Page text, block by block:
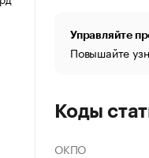
Управляйте
Повышайте
Коды
ОКПО